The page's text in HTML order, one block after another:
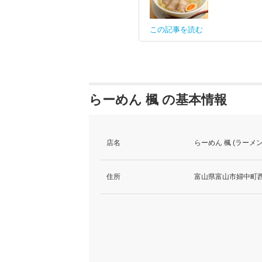
この記事を読む
らーめん 楓 の基本情報
店名 らーめん 楓 (ラーメ
住所 富山県富山市婦中町